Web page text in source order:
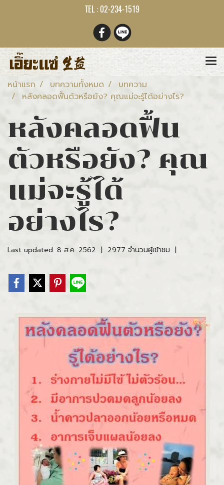
TEL : 02-234-1519
หน้าแรก บทความทั้งหมด
บทความ
หลังคลอดฟื้นตัวหรือยัง? คุณแม่จะรู้ได้อย่างไร?
หลังคลอดฟื้น
ตัวหรือยัง? คุณ
แม่จะรู้ได้
อย่างไร?
Last updated: 8 ส.ค. 2562 | 2977 จำนวนผู้เข้าชม |